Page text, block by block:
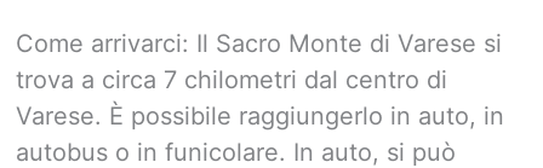
Come arrivarci: Il Sacro Monte di Varese si
trova a circa 7 chilometri dal centro di
Varese. È possibile raggiungerlo in auto, in
autobus o in funicolare. In auto, si può